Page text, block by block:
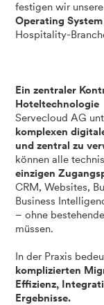
festigen wir
Operating
Hospitality-
Ein zentraler
Hoteltechnologie
Servecloud AG
komplexen
und zentral zu
können alle
einzigen
CRM, Websites,
Business
– ohne
müssen.
In der Praxis
komplizierten
Effizienz,
Ergebnisse.